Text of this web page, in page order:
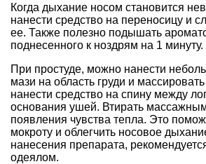
Когда дыхание носом становится
нанести средство на переносицу и
ее. Также полезно подышать
поднесенного к ноздрям на 1 минуту.
При простуде, можно нанести
мази на область груди и
нанести средство на спину между
основания ушей. Втирать
появления чувства тепла. Это
мокроту и облегчить носовое
нанесения препарата,
одеялом.